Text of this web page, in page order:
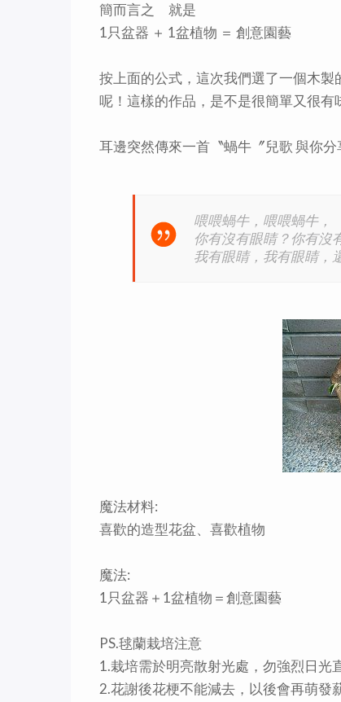
簡而言之 就是
1只盆器 ＋ 1盆植物 ＝ 創意園藝
按上面的公式，這次我們選了一個木
呢！這樣的作品，是不是很簡單又很有
耳邊突然傳來一首〝蝸牛〞兒歌 與你分
喂喂蝸牛，喂喂蝸牛，
你有沒有眼睛？你有沒
我有眼睛，我有眼睛，
魔法材料:
喜歡的造型花盆、喜歡植物
魔法:
1只盆器＋1盆植物＝創意園藝
PS.毬蘭栽培注意
1.栽培需於明亮散射光處，勿強烈日光
2.花謝後花梗不能減去，以後會再萌發